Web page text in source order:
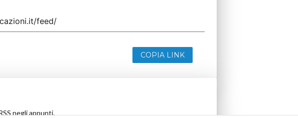
COPIA LINK
negli appunti.